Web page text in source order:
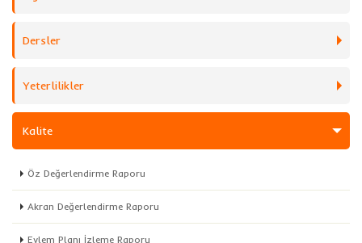
Dersler
Yeterlilikler
Kalite
Öz Değerlendirme Raporu
Akran Değerlendirme Raporu
Eylem Planı İzleme Raporu